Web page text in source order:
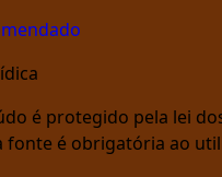
é protegido pela lei
fonte é obrigatória ao